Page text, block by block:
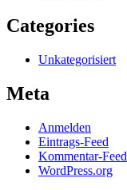
Categories
Unkategorisiert
Meta
Anmelden
Eintrags-Feed
Kommentar-Feed
WordPress.org